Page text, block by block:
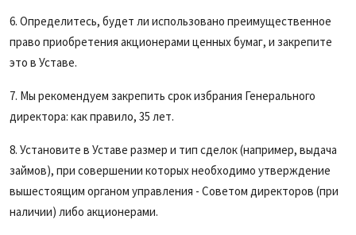
6. Определитесь, будет ли использовано преимущественное
право приобретения акционерами ценных бумаг, и закрепите
это в Уставе.
7. Мы рекомендуем закрепить срок избрания Генерального
директора: как правило, 35 лет.
8. Установите в Уставе размер и тип сделок (например, выдача
займов), при совершении которых необходимо утверждение
вышестоящим органом управления - Советом директоров (при
наличии) либо акционерами.